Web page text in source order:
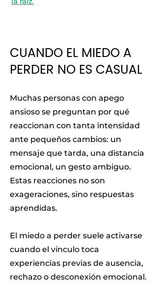
CUANDO EL MIEDO A
PERDER NO ES CASUAL
Muchas personas con apego
ansioso se preguntan por qué
reaccionan con tanta intensidad
ante pequeños cambios: un
mensaje que tarda, una distancia
emocional, un gesto ambiguo.
Estas reacciones no son
exageraciones, sino respuestas
aprendidas.
El miedo a perder suele activarse
cuando el vínculo toca
experiencias previas de ausencia,
rechazo o desconexión emocional.